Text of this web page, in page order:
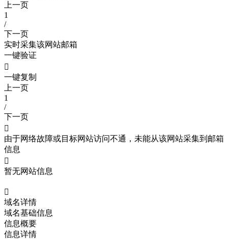
上一页
1
/
下一页
实时采集该网站邮箱
一键验证

一键复制
上一页
1
/
下一页

由于网络故障或目标网站访问不通，未能从该网站采集到邮箱
信息

暂无网站信息

域名详情
域名基础信息
信息概要
信息详情